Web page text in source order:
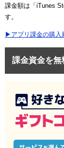
課金額は「iTunes
す。
▶アプリ課金の購入
課金資金を